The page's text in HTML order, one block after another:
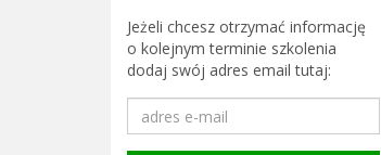
Jeżeli chcesz otrzymać informację
o kolejnym terminie szkolenia
dodaj swój adres email tutaj: